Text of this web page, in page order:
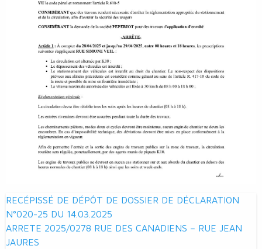
Navigation
de
l’article
RECÉPISSÉ DE DÉPÔT DE DOSSIER DE DÉCLARATION
N°020-25 DU 14.03.2025
ARRETE 2025/0278 RUE DES CANADIENS – RUE JEAN
JAURES